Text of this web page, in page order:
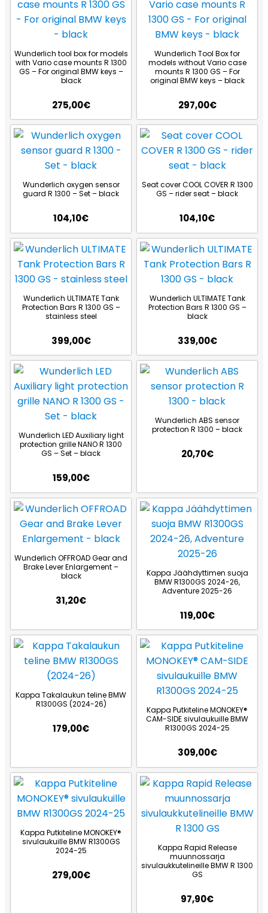
Wunderlich tool box for models
with Vario case mounts R 1300
GS – For original BMW keys –
black
275,00€
Wunderlich Tool Box for
models without Vario case
mounts R 1300 GS – For
original BMW keys – black
297,00€
Wunderlich oxygen sensor
guard R 1300 – Set – black
104,10€
Seat cover COOL COVER R 1300
GS – rider seat – black
104,10€
Wunderlich ULTIMATE Tank
Protection Bars R 1300 GS –
stainless steel
399,00€
Wunderlich ULTIMATE Tank
Protection Bars R 1300 GS –
black
339,00€
Wunderlich LED Auxiliary light
protection grille NANO R 1300
GS – Set – black
159,00€
Wunderlich ABS sensor
protection R 1300 – black
20,70€
Wunderlich OFFROAD Gear and
Brake Lever Enlargement –
black
31,20€
Kappa Jäähdyttimen suoja
BMW R1300GS 2024-26,
Adventure 2025-26
119,00€
Kappa Takalaukun teline BMW
R1300GS (2024-26)
179,00€
Kappa Putkiteline MONOKEY®
CAM-SIDE sivulaukuille BMW
R1300GS 2024-25
309,00€
Kappa Putkiteline MONOKEY®
sivulaukuille BMW R1300GS
2024-25
279,00€
Kappa Rapid Release
muunnossarja
sivulaukkutelineille BMW R 1300
GS
97,90€